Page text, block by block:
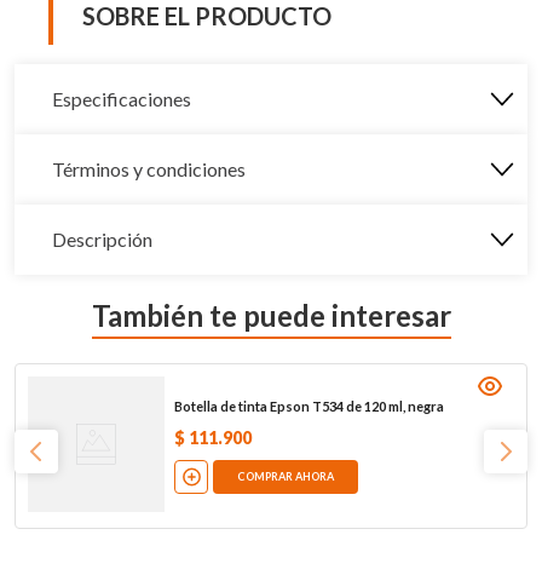
SOBRE EL PRODUCTO
Especificaciones
Términos y condiciones
Descripción
También te puede interesar
Botella de tinta Epson T534 de 120 ml, negra
$ 111.900
COMPRAR AHORA